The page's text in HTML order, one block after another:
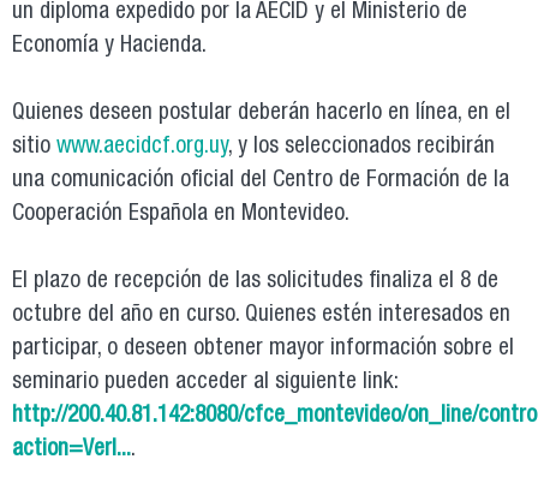
un diploma expedido por la AECID y el Ministerio de
Economía y Hacienda.
Quienes deseen postular deberán hacerlo en línea, en el
sitio www.aecidcf.org.uy, y los seleccionados recibirán
una comunicación oficial del Centro de Formación de la
Cooperación Española en Montevideo.
El plazo de recepción de las solicitudes finaliza el 8 de
octubre del año en curso. Quienes estén interesados en
participar, o deseen obtener mayor información sobre el
seminario pueden acceder al siguiente link:
http://200.40.81.142:8080/cfce_montevideo/on_line/
action=VerI....